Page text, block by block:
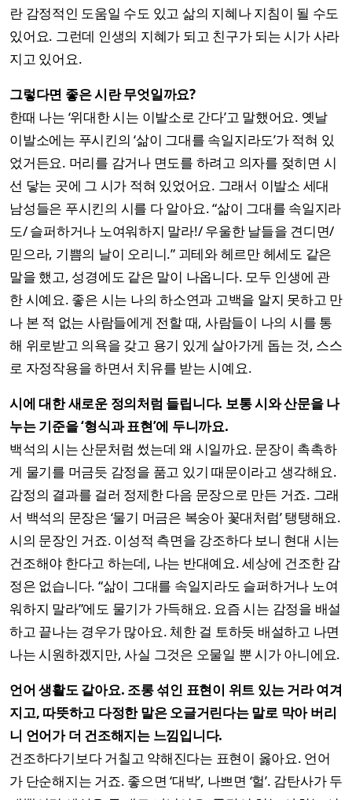
란 감정적인 도움일 수도 있고 삶의 지혜나 지침이 될 수도
있어요. 그런데 인생의 지혜가 되고 친구가 되는 시가 사라
지고 있어요.
그렇다면 좋은 시란 무엇일까요?
한때 나는 ‘위대한 시는 이발소로 간다’고 말했어요. 옛날
이발소에는 푸시킨의 ‘삶이 그대를 속일지라도’가 적혀 있
었거든요. 머리를 감거나 면도를 하려고 의자를 젖히면 시
선 닿는 곳에 그 시가 적혀 있었어요. 그래서 이발소 세대
남성들은 푸시킨의 시를 다 알아요. “삶이 그대를 속일지라
도/ 슬퍼하거나 노여워하지 말라!/ 우울한 날들을 견디면/
믿으라, 기쁨의 날이 오리니.” 괴테와 헤르만 헤세도 같은
말을 했고, 성경에도 같은 말이 나옵니다. 모두 인생에 관
한 시예요. 좋은 시는 나의 하소연과 고백을 알지 못하고 만
나 본 적 없는 사람들에게 전할 때, 사람들이 나의 시를 통
해 위로받고 의욕을 갖고 용기 있게 살아가게 돕는 것, 스스
로 자정작용을 하면서 치유를 받는 시예요.
시에 대한 새로운 정의처럼 들립니다. 보통 시와 산문을 나
누는 기준을 ‘형식과 표현’에 두니까요.
백석의 시는 산문처럼 썼는데 왜 시일까요. 문장이 촉촉하
게 물기를 머금듯 감정을 품고 있기 때문이라고 생각해요.
감정의 결과를 걸러 정제한 다음 문장으로 만든 거죠. 그래
서 백석의 문장은 ‘물기 머금은 복숭아 꽃대처럼’ 탱탱해요.
시의 문장인 거죠. 이성적 측면을 강조하다 보니 현대 시는
건조해야 한다고 하는데, 나는 반대예요. 세상에 건조한 감
정은 없습니다. “삶이 그대를 속일지라도 슬퍼하거나 노여
워하지 말라”에도 물기가 가득해요. 요즘 시는 감정을 배설
하고 끝나는 경우가 많아요. 체한 걸 토하듯 배설하고 나면
나는 시원하겠지만, 사실 그것은 오물일 뿐 시가 아니에요.
언어 생활도 같아요. 조롱 섞인 표현이 위트 있는 거라 여겨
지고, 따뜻하고 다정한 말은 오글거린다는 말로 막아 버리
니 언어가 더 건조해지는 느낌입니다.
건조하다기보다 거칠고 약해진다는 표현이 옳아요. 언어
가 단순해지는 거죠. 좋으면 ‘대박’, 나쁘면 ‘헐’. 감탄사가 두